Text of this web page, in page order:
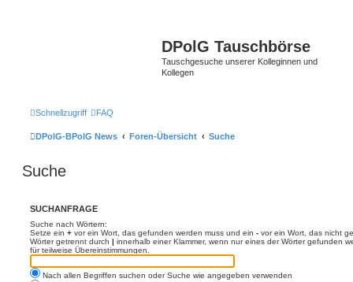
DPolG Tauschbörse
Tauschgesuche unserer Kolleginnen und
Kollegen
Schnellzugriff FAQ
DPolG-BPolG News Foren-Übersicht Suche
Suche
SUCHANFRAGE
Suche nach Wörtern:
Setze ein + vor ein Wort, das gefunden werden muss und ein - vor ein Wort, das nicht
Wörter getrennt durch | innerhalb einer Klammer, wenn nur eines der Wörter gefunden
für teilweise Übereinstimmungen.
Nach allen Begriffen suchen oder Suche wie angegeben verwenden